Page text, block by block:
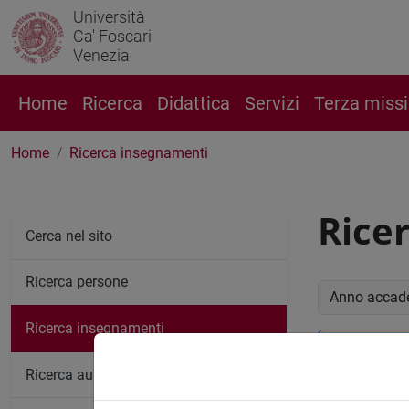
Università
Ca' Foscari
Venezia
Home Ricerca Didattica Servizi Terza
Home Ricerca insegnamenti
Anno
Cerca nel sito
Ricerca persone
Ricerca insegnamenti
Ricerca aule